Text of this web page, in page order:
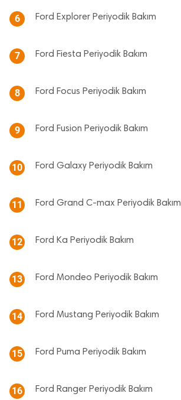
6 Ford Explorer Periyodik Bakım
7 Ford Fiesta Periyodik Bakım
8 Ford Focus Periyodik Bakım
9 Ford Fusion Periyodik Bakım
10 Ford Galaxy Periyodik Bakım
11 Ford Grand C-max Periyodik Bakım
12 Ford Ka Periyodik Bakım
13 Ford Mondeo Periyodik Bakım
14 Ford Mustang Periyodik Bakım
15 Ford Puma Periyodik Bakım
16 Ford Ranger Periyodik Bakım